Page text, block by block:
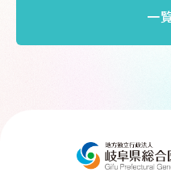
一